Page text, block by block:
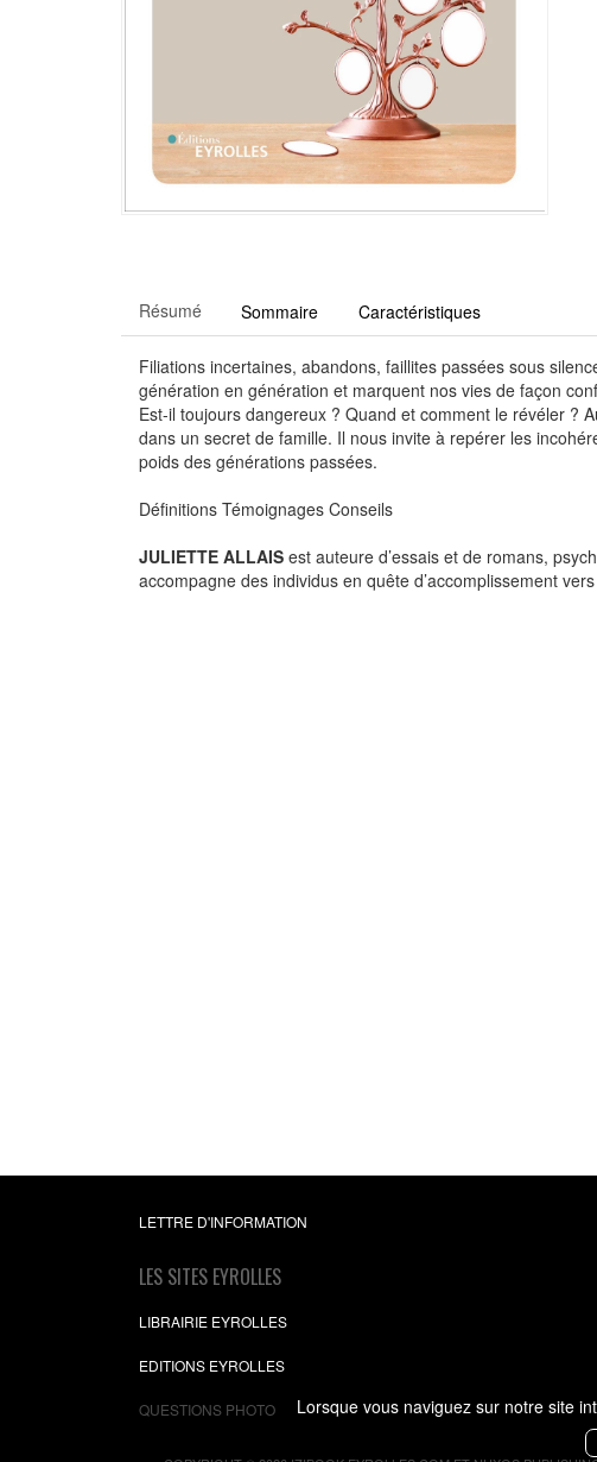
Lorsque vous naviguez sur notre site
Résumé Sommaire Caractéristiques
Filiations incertaines, abandons, faillites passées sous
génération en génération et marquent nos vies de façon
Est-il toujours dangereux ? Quand et comment le révéler ?
dans un secret de famille. Il nous invite à repérer les
poids des générations passées.
Définitions Témoignages Conseils
JULIETTE ALLAIS est auteure d’essais et de romans,
accompagne des individus en quête d’accomplissement
LETTRE D'INFORMATION
LES SITES EYROLLES
LIBRAIRIE EYROLLES
EDITIONS EYROLLES
QUESTIONS PHOTO